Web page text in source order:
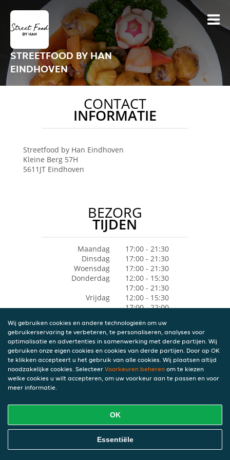
STREETFOOD BY HAN
EINDHOVEN
CONTACT
INFORMATIE
Streetfood by Han Eindhoven
Kleine Berg 57H
5611JT Eindhoven
BEZORG
TIJDEN
Maandag
17:00 - 21:30
Dinsdag
17:00 - 21:30
Woensdag
17:00 - 21:30
Donderdag
12:00 - 15:30
17:00 - 21:30
Vrijdag
12:00 - 15:30
17:00 - 22:00
17:00 - 22:00
Zondag
12:00 - 15:30
17:00 - 22:00
Wij gebruiken cookies en andere technologieën om uw
gebruikerservaring te verbeteren, te personaliseren, analyses voor
optimalisatie en advertenties in samenwerking met derde partijen. Wij
gebruiken onze eigen cookies en cookies van derde partijen. Door op OK
te klikken accepteert u het gebruik van alle cookies. Wij plaatsen altijd
noodzakelijke cookies. Selecteer Voorkeuren beheren om te kiezen
welke cookies u wilt accepteren, om uw voorkeur aan te passen en voor
meer informatie.
OK
Essentiële